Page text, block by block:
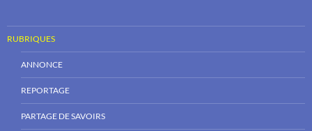
RUBRIQUES
ANNONCE
REPORTAGE
PARTAGE DE SAVOIRS